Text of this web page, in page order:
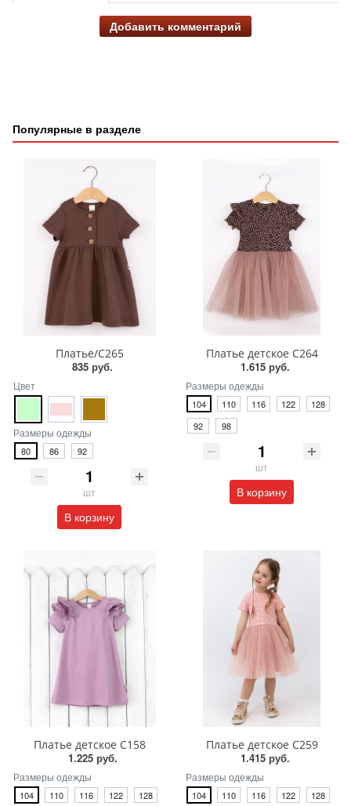
Добавить комментарий
Популярные в разделе
Платье/С265
835 руб.
Цвет
Размеры одежды
80 86 92
шт
В корзину
Платье детское С264
1.615 руб.
Размеры одежды
104 110 116 122
128
92
98
шт
В корзину
Платье детское С158
1.225 руб.
Размеры одежды
104 110 116 122 128
Платье детское С259
1.415 руб.
Размеры одежды
104 110 116 122 128